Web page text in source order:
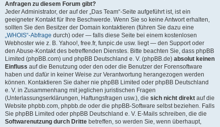
Anfragen zu diesem Forum gibt?
Jeder Administrator, der auf der „Das Team“-Seite aufgeführt ist, ist ein
geeigneter Kontakt für Ihre Beschwerde. Wenn Sie so keine Antwort erhalten,
sollten Sie den Besitzer der Domain kontaktieren (führen Sie dazu eine
„WHOIS“-Abfrage durch) oder — falls diese Seite bei einem kostenlosen
Webhoster wie z. B. Yahoo!, free.fr, funpic.de usw. liegt — den Support oder
den Abuse-Kontakt des betreffenden Dienstes. Bitte beachten Sie, dass phpBB
Limited (phpBB.com) und phpBB Deutschland e. V. (phpBB.de) absolut keinen
Einfluss auf die Benutzung oder den oder die Benutzer der Forensoftware
haben und dafür in keiner Weise zur Verantwortung herangezogen werden
können. Kontaktieren Sie daher nie phpBB Limited oder phpBB Deutschland
e. V. in Zusammenhang mit jeglichen juristischen Fragen
(Unterlassungserklärungen, Haftungsfragen usw.), die sich nicht direkt auf die
Website phpbb.com, phpbb.de oder die phpBB-Software selbst beziehen. Falls
Sie phpBB Limited oder phpBB Deutschland e. V. E-Mails schreiben, die die
Softwarenutzung durch Dritte betreffen, so werden Sie, wenn überhaupt,